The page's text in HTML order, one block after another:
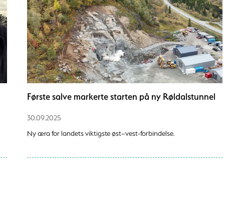
Første salve markerte starten på ny Røldalstunnel
30.09.2025
Ny æra for landets viktigste øst–vest-forbindelse.